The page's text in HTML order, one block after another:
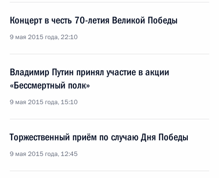
Концерт в честь 70-летия Великой Победы
9 мая 2015 года, 22:10
Владимир Путин принял участие в акции
«Бессмертный полк»
9 мая 2015 года, 15:10
Торжественный приём по случаю Дня Победы
9 мая 2015 года, 12:45